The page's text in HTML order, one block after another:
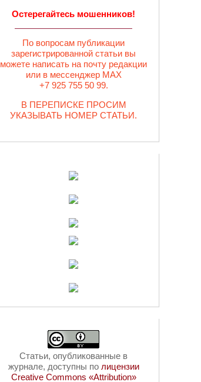
Остерегайтесь мошенников!
По вопросам публикации
зарегистрированной статьи вы
можете написать на почту редакции
или в мессенджер MAX
+7 925 755 50 99.
В ПЕРЕПИСКЕ ПРОСИМ
УКАЗЫВАТЬ НОМЕР СТАТЬИ.
Статьи, опубликованные в
журнале, доступны по лицензии
Creative Commons «Attribution»